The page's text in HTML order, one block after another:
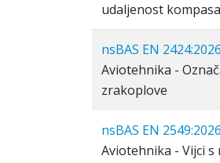
udaljenost kompasa
nsBAS EN 2424:2026
Aviotehnika -
zrakoplove
nsBAS EN 2549:2026
Aviotehnika - Vijci